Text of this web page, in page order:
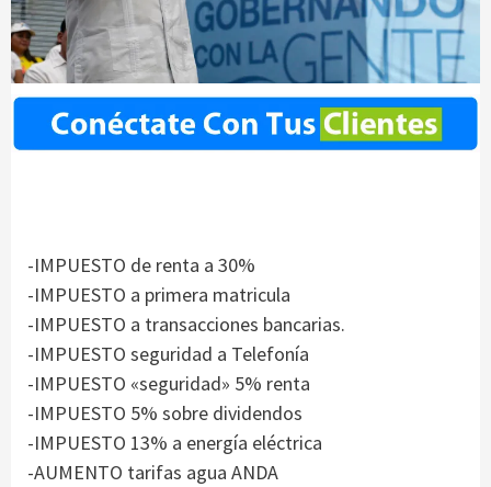
-IMPUESTO de renta a 30%
-IMPUESTO a primera matricula
-IMPUESTO a transacciones bancarias.
-IMPUESTO seguridad a Telefonía
-IMPUESTO «seguridad» 5% renta
-IMPUESTO 5% sobre dividendos
-IMPUESTO 13% a energía eléctrica
-AUMENTO tarifas agua ANDA